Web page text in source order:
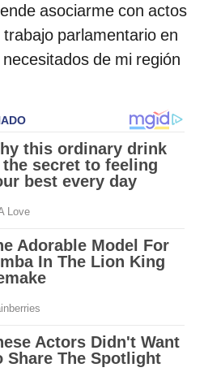
asociarme con actos
parlamentario en
de mi región